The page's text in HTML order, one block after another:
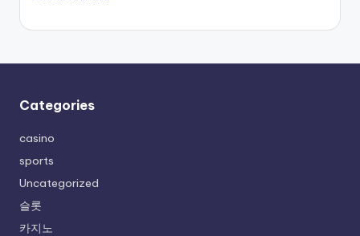
Categories
casino
sports
Uncategorized
슬롯
카지노